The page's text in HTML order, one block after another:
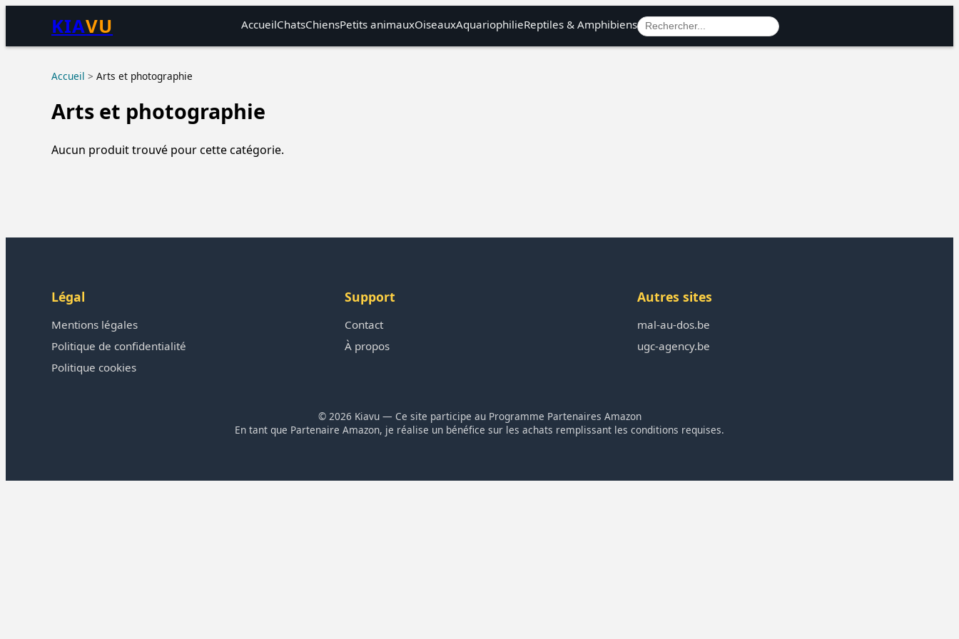
KIAVU AccueilChatsChiensPetits animauxOiseauxAquariophilieReptiles & Amphibiens
Accueil > Arts et photographie
Arts et photographie
Aucun produit trouvé pour cette catégorie.
Légal
Mentions légales
Politique de confidentialité
Politique cookies
Support
Contact
À propos
Autres sites
mal-au-dos.be
ugc-agency.be
© 2026 Kiavu — Ce site participe au Programme Partenaires Amazon
En tant que Partenaire Amazon, je réalise un bénéfice sur les achats remplissant les conditions requises.